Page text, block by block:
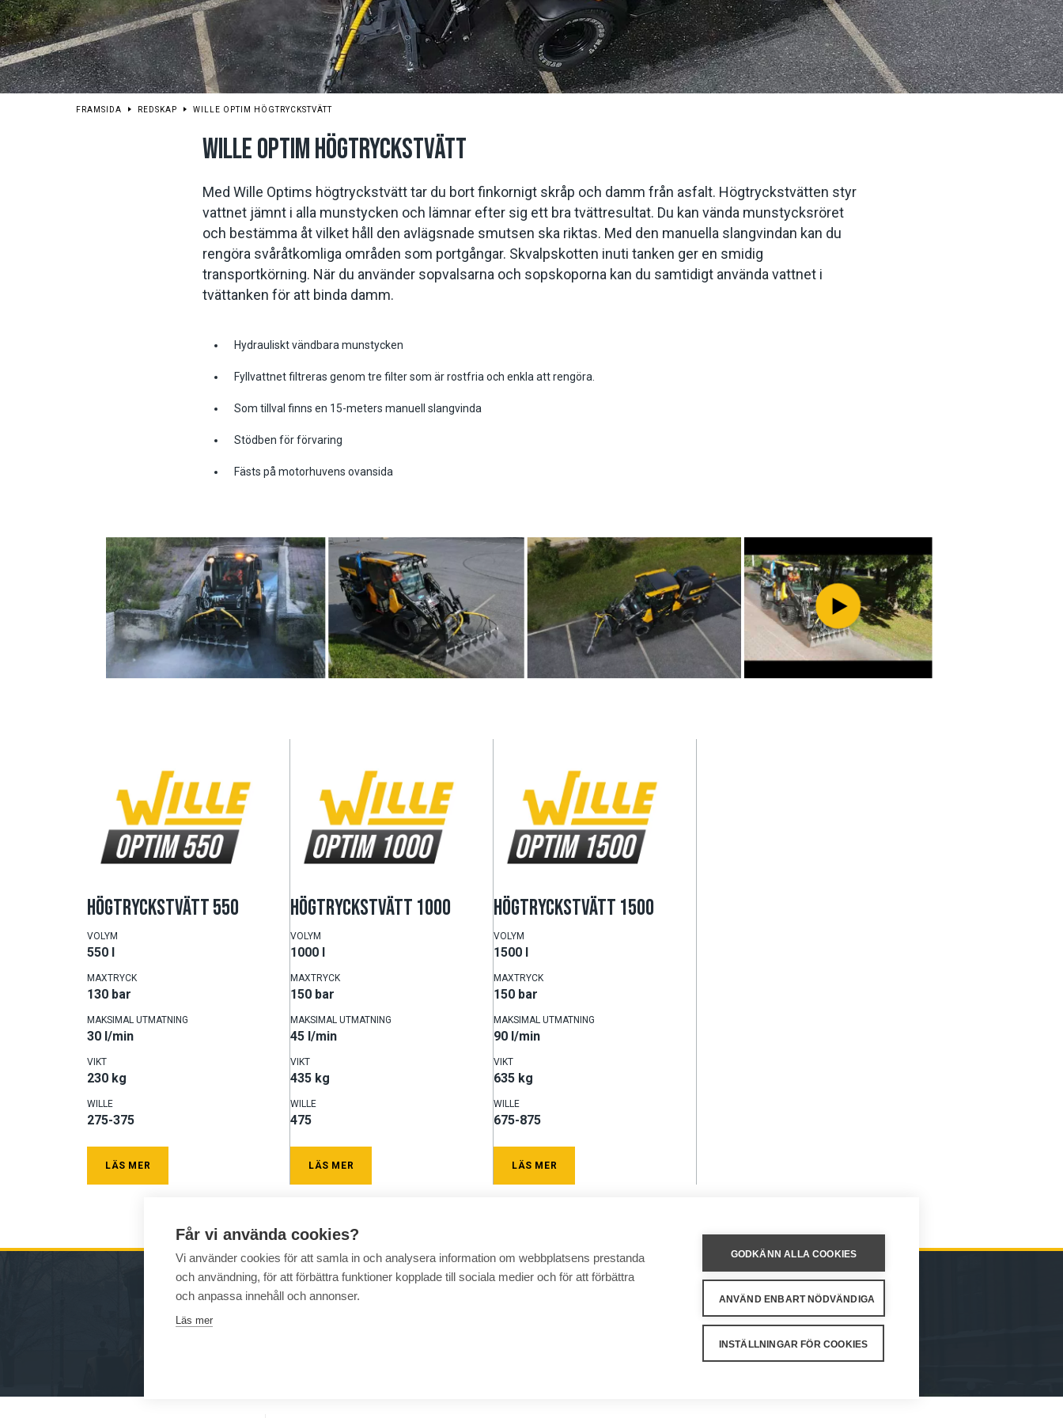
FRAMSIDA REDSKAP WILLE OPTIM HÖGTRYCKSTVÄTT
WILLE OPTIM HÖGTRYCKSTVÄTT
Med Wille Optims högtryckstvätt tar du bort finkornigt skråp och damm från asfalt. Högtryckstvätten styr
vattnet jämnt i alla munstycken och lämnar efter sig ett bra tvättresultat. Du kan vända munstycksröret
och bestämma åt vilket håll den avlägsnade smutsen ska riktas. Med den manuella slangvindan kan du
rengöra svåråtkomliga områden som portgångar. Skvalpskotten inuti tanken ger en smidig
transportkörning. När du använder sopvalsarna och sopskoporna kan du samtidigt använda vattnet i
tvättanken för att binda damm.
Hydrauliskt vändbara munstycken
Fyllvattnet filtreras genom tre filter som är rostfria och enkla att rengöra.
Som tillval finns en 15-meters manuell slangvinda
Stödben för förvaring
Fästs på motorhuvens ovansida
HÖGTRYCKSTVÄTT 550
VOLYM
550 l
MAXTRYCK
130 bar
MAKSIMAL UTMATNING
30 l/min
VIKT
230 kg
WILLE
275-375
LÄS MER
HÖGTRYCKSTVÄTT 1000
VOLYM
1000 l
MAXTRYCK
150 bar
MAKSIMAL UTMATNING
45 l/min
VIKT
435 kg
WILLE
475
LÄS MER
HÖGTRYCKSTVÄTT 1500
VOLYM
1500 l
MAXTRYCK
150 bar
MAKSIMAL UTMATNING
90 l/min
VIKT
635 kg
WILLE
675-875
LÄS MER
MASKINER KONTAKTUPPGIFTER
Får vi använda cookies?
Vi använder cookies för att samla in och analysera information om webbplatsens prestanda
och användning, för att förbättra funktioner kopplade till sociala medier och för att förbättra
och anpassa innehåll och annonser.
Läs mer
GODKÄNN ALLA COOKIES
ANVÄND ENBART NÖDVÄNDIGA
INSTÄLLNINGAR FÖR COOKIES